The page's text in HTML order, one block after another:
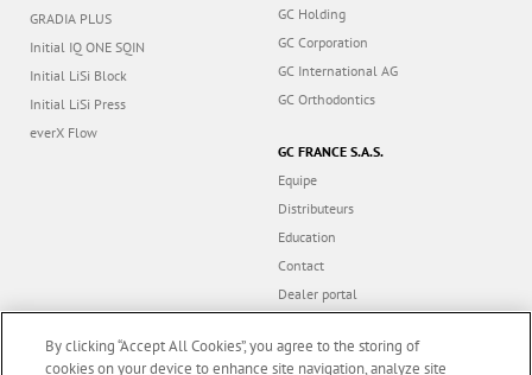
GRADIA PLUS
Initial IQ ONE SQIN
Initial LiSi Block
Initial LiSi Press
everX Flow
GC Holding
GC Corporation
GC International AG
GC Orthodontics
GC FRANCE S.A.S.
Equipe
Distributeurs
Education
Contact
Dealer portal
By clicking “Accept All Cookies”, you agree to the storing of
cookies on your device to enhance site navigation, analyze site